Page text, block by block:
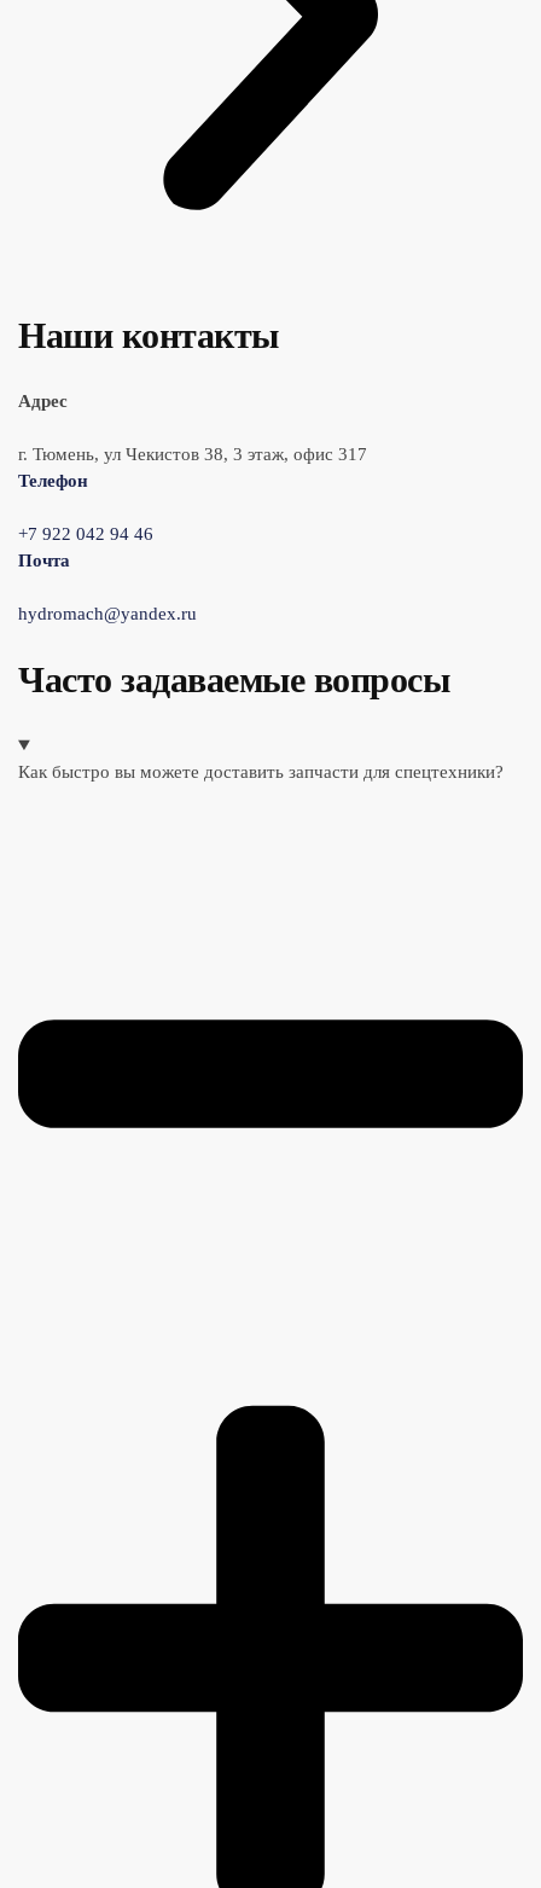
Наши контакты
Адрес
г. Тюмень, ул Чекистов 38, 3 этаж, офис 317
Телефон
+7 922 042 94 46
Почта
hydromach@yandex.ru
Часто задаваемые вопросы
Как быстро вы можете доставить запчасти для спецтехники?